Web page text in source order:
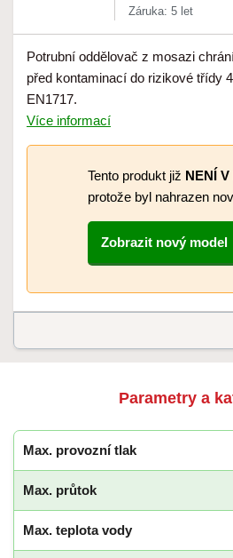
Záruka: 5 let
Potrubní oddělovač z mosazi
před kontaminací do rizikové třídy
EN1717.
Více informací
Tento produkt již NENÍ
protože byl nahrazen
Zobrazit nový model
Parametry a
Max. provozní tlak
Max. průtok
Max. teplota vody